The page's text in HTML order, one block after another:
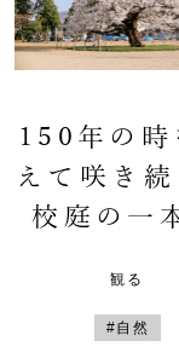
150年の時
えて咲き続
校庭の一
観る
#自然